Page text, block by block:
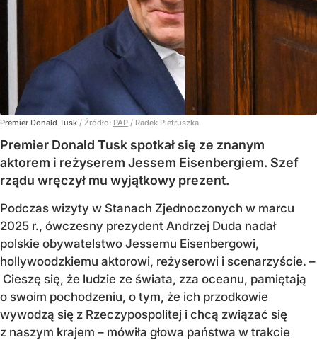
Premier Donald Tusk / Źródło: PAP / Radek Pietruszka
Premier Donald Tusk spotkał się ze znanym
aktorem i reżyserem Jessem Eisenbergiem. Szef
rządu wręczył mu wyjątkowy prezent.
Podczas wizyty w Stanach Zjednoczonych w marcu
2025 r., ówczesny prezydent Andrzej Duda nadał
polskie obywatelstwo Jessemu Eisenbergowi,
hollywoodzkiemu aktorowi, reżyserowi i scenarzyście. –
Cieszę się, że ludzie ze świata, zza oceanu, pamiętają
o swoim pochodzeniu, o tym, że ich przodkowie
wywodzą się z Rzeczypospolitej i chcą związać się
z naszym krajem – mówiła głowa państwa w trakcie